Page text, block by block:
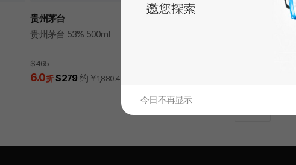
贵州茅台
贵州茅台 53% 500ml
$465
6.0折 $279 约￥ 1,880.46
今日不再显示